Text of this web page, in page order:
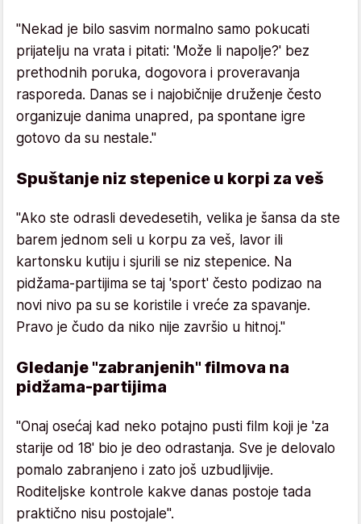
"Nekad je bilo sasvim normalno samo pokucati
prijatelju na vrata i pitati: 'Može li napolje?' bez
prethodnih poruka, dogovora i proveravanja
rasporeda. Danas se i najobičnije druženje često
organizuje danima unapred, pa spontane igre
gotovo da su nestale."
Spuštanje niz stepenice u korpi za veš
"Ako ste odrasli devedesetih, velika je šansa da ste
barem jednom seli u korpu za veš, lavor ili
kartonsku kutiju i sjurili se niz stepenice. Na
pidžama-partijima se taj 'sport' često podizao na
novi nivo pa su se koristile i vreće za spavanje.
Pravo je čudo da niko nije završio u hitnoj."
Gledanje "zabranjenih" filmova na
pidžama-partijima
"Onaj osećaj kad neko potajno pusti film koji je 'za
starije od 18' bio je deo odrastanja. Sve je delovalo
pomalo zabranjeno i zato još uzbudljivije.
Roditeljske kontrole kakve danas postoje tada
praktično nisu postojale".